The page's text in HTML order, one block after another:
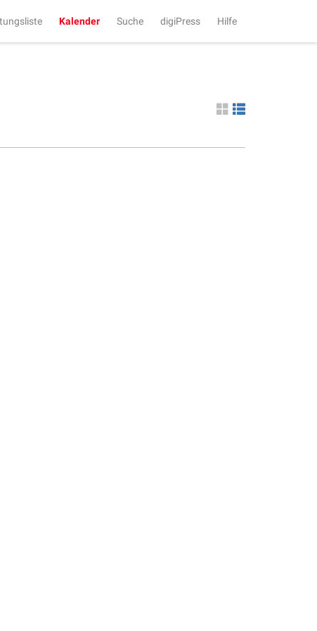
Kalender Suche digiPress Hilfe